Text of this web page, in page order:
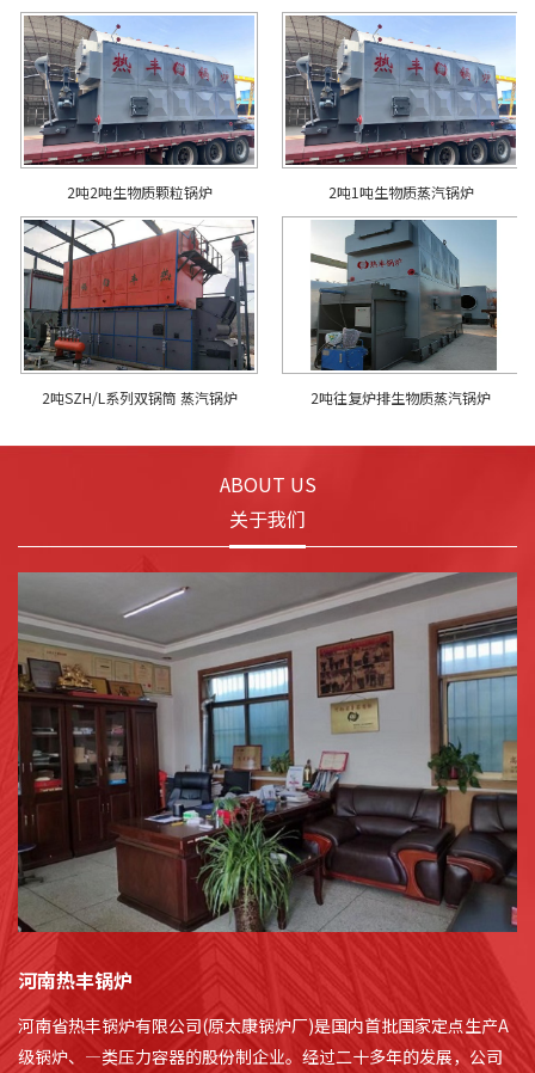
2吨2吨生物质颗粒锅炉 2吨1吨生物质蒸汽锅炉
2吨SZH/L系列双锅筒 蒸汽锅炉 2吨往复炉排生物质蒸汽锅炉
ABOUT US
关于我们
河南热丰锅炉
河南省热丰锅炉有限公司(原太康锅炉厂)是国内首批国家定点生产A
级锅炉、—类压力容器的股份制企业。经过二十多年的发展，公司